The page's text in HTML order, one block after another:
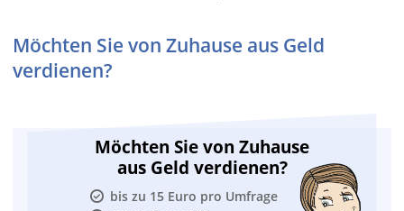
Möchten Sie von Zuhause aus Geld
verdienen?
Möchten Sie von Zuhause
aus Geld verdienen?
bis zu 15 Euro pro Umfrage